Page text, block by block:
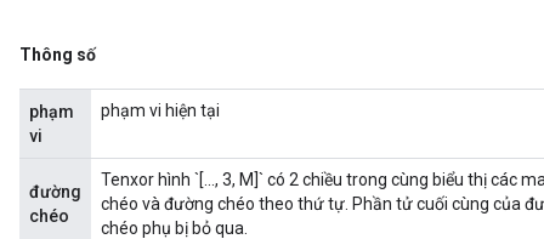
Thông số
phạm
vi
phạm vi hiện tại
đường
chéo
Tenxor hình `[..., 3, M]` có 2 chiều trong cùng biểu thị các
chéo và đường chéo theo thứ tự. Phần tử cuối cùng của
chéo phụ bị bỏ qua.